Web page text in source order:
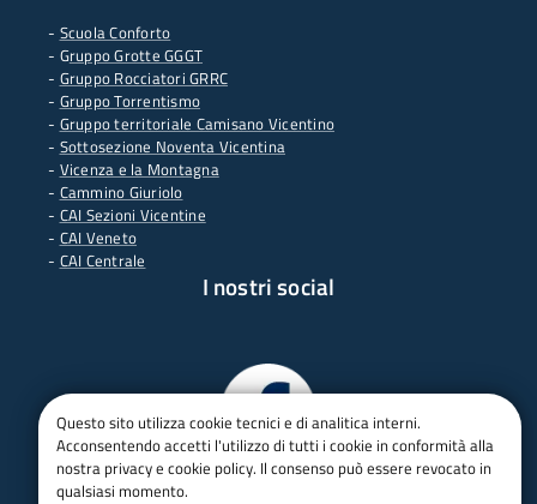
- Scuola Conforto
- Gruppo Grotte GGGT
- Gruppo Rocciatori GRRC
- Gruppo Torrentismo
- Gruppo territoriale Camisano Vicentino
- Sottosezione Noventa Vicentina
- Vicenza e la Montagna
- Cammino Giuriolo
- CAI Sezioni Vicentine
- CAI Veneto
- CAI Centrale
I nostri social
Questo sito utilizza cookie tecnici e di analitica interni.
Acconsentendo accetti l'utilizzo di tutti i cookie in conformità alla
nostra privacy e cookie policy. Il consenso può essere revocato in
qualsiasi momento.